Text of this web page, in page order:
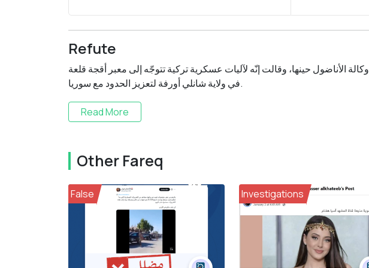
Refute
2019، حيث نشرته وكالة الأناضول حينها، وقالت إنّه لآليات عسكرية تركية تتوجّه إلى معبر أقجة قلعة
في ولاية شانلي أورفة لتعزيز الحدود مع سوريا.
Read More
Other Fareq
False Investigations